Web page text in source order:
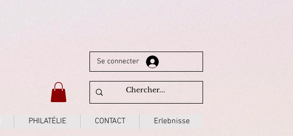
Se connecter
PHILATÉLIE CONTACT Erlebnisse